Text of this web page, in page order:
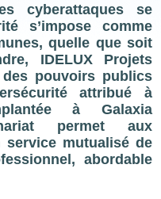
cyberattaques se
s’impose comme
quelle que soit
IDELUX Projets
pouvoirs publics
attribué à
à Galaxia
permet aux
service mutualisé de
abordable